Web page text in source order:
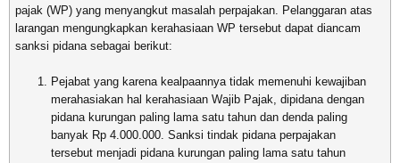
pajak (WP) yang menyangkut masalah perpajakan. Pelanggaran atas
larangan mengungkapkan kerahasiaan WP tersebut dapat diancam
sanksi pidana sebagai berikut:
Pejabat yang karena kealpaannya tidak memenuhi kewajiban
merahasiakan hal kerahasiaan Wajib Pajak, dipidana dengan
pidana kurungan paling lama satu tahun dan denda paling
banyak Rp 4.000.000. Sanksi tindak pidana perpajakan
tersebut menjadi pidana kurungan paling lama satu tahun